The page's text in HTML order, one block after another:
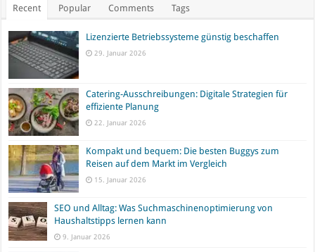
Recent Popular Comments Tags
Lizenzierte Betriebssysteme günstig beschaffen
29. Januar 2026
Catering-Ausschreibungen: Digitale Strategien für
effiziente Planung
22. Januar 2026
Kompakt und bequem: Die besten Buggys zum
Reisen auf dem Markt im Vergleich
15. Januar 2026
SEO und Alltag: Was Suchmaschinenoptimierung von
Haushaltstipps lernen kann
9. Januar 2026